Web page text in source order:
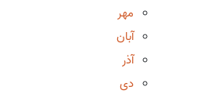
مهر
آبان
آذر
دی